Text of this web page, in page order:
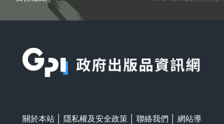
關於本站 隱私權及安全政策 聯絡我們
網站導